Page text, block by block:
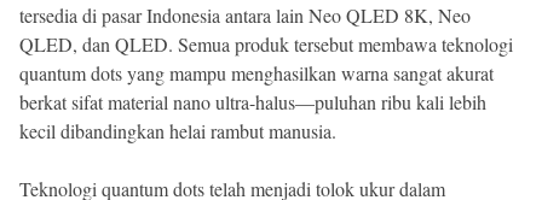
tersedia di pasar Indonesia antara lain Neo QLED 8K, Neo
QLED, dan QLED. Semua produk tersebut membawa teknologi
quantum dots yang mampu menghasilkan warna sangat akurat
berkat sifat material nano ultra-halus—puluhan ribu kali lebih
kecil dibandingkan helai rambut manusia.
Teknologi quantum dots telah menjadi tolok ukur dalam